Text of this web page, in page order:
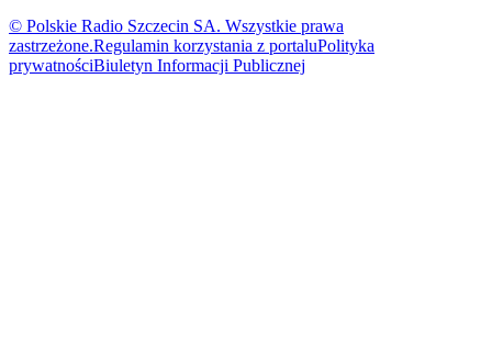
© Polskie Radio Szczecin SA. Wszystkie prawa
zastrzeżone.Regulamin korzystania z portaluPolityka
prywatnościBiuletyn Informacji Publicznej